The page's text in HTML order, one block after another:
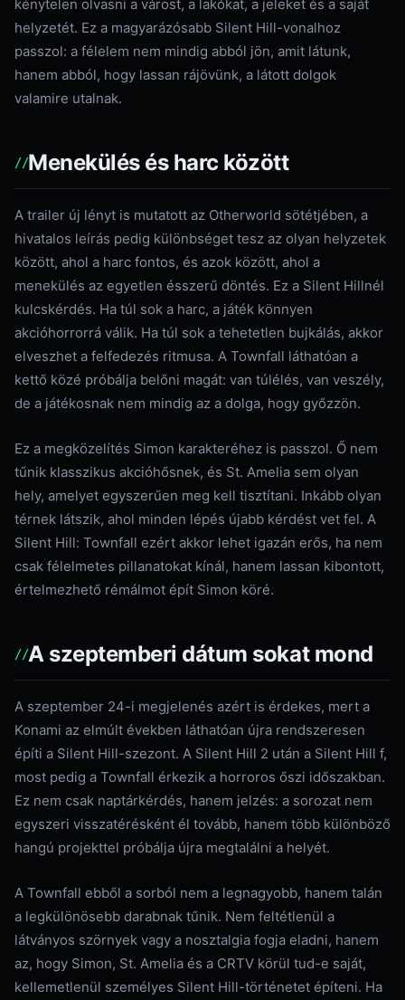
kénytelen olvasni a várost, a lakókat, a jeleket és a saját
helyzetét. Ez a magyarázósabb Silent Hill-vonalhoz
passzol: a félelem nem mindig abból jön, amit látunk,
hanem abból, hogy lassan rájövünk, a látott dolgok
valamire utalnak.
Menekülés és harc között
A trailer új lényt is mutatott az Otherworld sötétjében, a
hivatalos leírás pedig különbséget tesz az olyan helyzetek
között, ahol a harc fontos, és azok között, ahol a
menekülés az egyetlen ésszerű döntés. Ez a Silent Hillnél
kulcskérdés. Ha túl sok a harc, a játék könnyen
akcióhorrorrá válik. Ha túl sok a tehetetlen bujkálás, akkor
elveszhet a felfedezés ritmusa. A Townfall láthatóan a
kettő közé próbálja belőni magát: van túlélés, van veszély,
de a játékosnak nem mindig az a dolga, hogy győzzön.
Ez a megközelítés Simon karakteréhez is passzol. Ő nem
tűnik klasszikus akcióhősnek, és St. Amelia sem olyan
hely, amelyet egyszerűen meg kell tisztítani. Inkább olyan
térnek látszik, ahol minden lépés újabb kérdést vet fel. A
Silent Hill: Townfall ezért akkor lehet igazán erős, ha nem
csak félelmetes pillanatokat kínál, hanem lassan kibontott,
értelmezhető rémálmot épít Simon köré.
A szeptemberi dátum sokat mond
A szeptember 24-i megjelenés azért is érdekes, mert a
Konami az elmúlt években láthatóan újra rendszeresen
építi a Silent Hill-szezont. A Silent Hill 2 után a Silent Hill f,
most pedig a Townfall érkezik a horroros őszi időszakban.
Ez nem csak naptárkérdés, hanem jelzés: a sorozat nem
egyszeri visszatérésként él tovább, hanem több különböző
hangú projekttel próbálja újra megtalálni a helyét.
A Townfall ebből a sorból nem a legnagyobb, hanem talán
a legkülönösebb darabnak tűnik. Nem feltétlenül a
látványos szörnyek vagy a nosztalgia fogja eladni, hanem
az, hogy Simon, St. Amelia és a CRTV körül tud-e saját,
kellemetlenül személyes Silent Hill-történetet építeni. Ha